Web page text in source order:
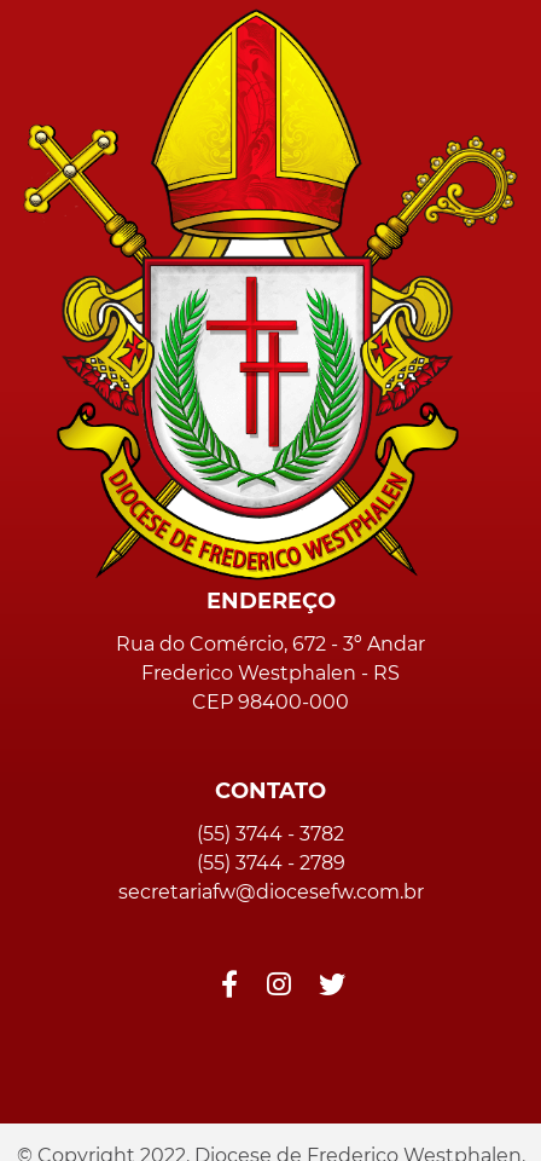
ENDEREÇO
Rua do Comércio, 672 - 3º Andar
Frederico Westphalen - RS
CEP 98400-000
CONTATO
(55) 3744 - 3782
(55) 3744 - 2789
secretariafw@diocesefw.com.br
© Copyright 2022. Diocese de Frederico Westphalen.